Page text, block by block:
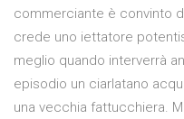
commerciante è convinto
crede uno iettatore
meglio quando interverrà
episodio un ciarlatano
una vecchia fattucchiera.